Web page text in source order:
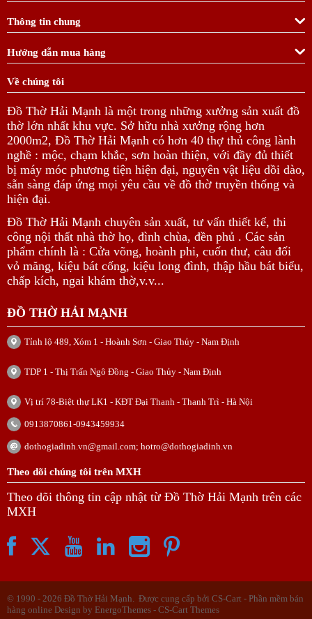
Thông tin chung
Hướng dẫn mua hàng
Về chúng tôi
Đồ Thờ Hải Mạnh là một trong những xưởng sản xuất đồ
thờ lớn nhất khu vực. Sở hữu nhà xưởng rộng hơn
2000m2, Đồ Thờ Hải Mạnh có hơn 40 thợ thủ công lành
nghề : mộc, chạm khắc, sơn hoàn thiện, với đầy đủ thiết
bị máy móc phương tiện hiện đại, nguyên vật liệu dồi dào,
sẵn sàng đáp ứng mọi yêu cầu về đồ thờ truyền thống và
hiện đại.
Đồ Thờ Hải Mạnh chuyên sản xuất, tư vấn thiết kế, thi
công nội thất nhà thờ họ, đình chùa, đền phủ . Các sản
phẩm chính là : Cửa võng, hoành phi, cuốn thư, câu đối
vỏ măng, kiệu bát cống, kiệu long đình, thập hầu bát biểu,
chấp kích, ngai khám thờ,v.v...
ĐỒ THỜ HẢI MẠNH
Tỉnh lộ 489, Xóm 1 - Hoành Sơn - Giao Thủy - Nam Định
TDP 1 - Thị Trấn Ngô Đồng - Giao Thủy - Nam Định
Vị trí 78-Biệt thự LK1 - KĐT Đại Thanh - Thanh Trì - Hà Nội
0913870861-0943459934
dothogiadinh.vn@gmail.com; hotro@dothogiadinh.vn
Theo dõi chúng tôi trên MXH
Theo dõi thông tin cập nhật từ Đồ Thờ Hải Mạnh trên các
MXH
© 1990 - 2026 Đồ Thờ Hải Mạnh. Được cung cấp bởi CS-Cart - Phần mềm bán
hàng online Design by EnergoThemes - CS-Cart Themes